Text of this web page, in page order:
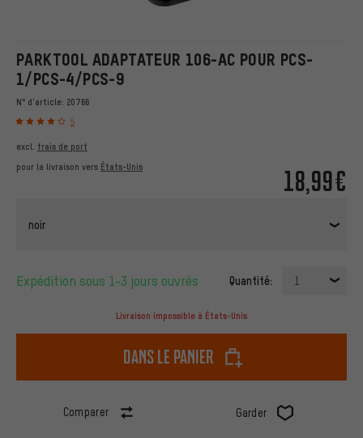
PARKTOOL ADAPTATEUR 106-AC POUR PCS-
1/PCS-4/PCS-9
N° d'article: 20766
5
18,99€
excl. frais de port
pour la livraison vers États-Unis
noir
Expédition sous 1-3 jours ouvrés Quantité: 1
Livraison impossible à États-Unis
dans le panier
Comparer Garder